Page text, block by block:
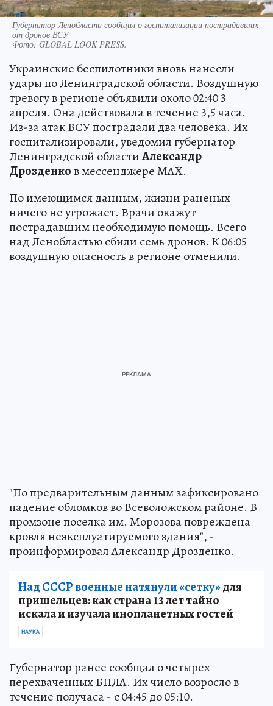
Губернатор Ленобласти сообщил о госпитализации пострадавших
от дронов ВСУ
Фото: GLOBAL LOOK PRESS.
Украинские беспилотники вновь нанесли
удары по Ленинградской области. Воздушную
тревогу в регионе объявили около 02:40 3
апреля. Она действовала в течение 3,5 часа.
Из-за атак ВСУ пострадали два человека. Их
госпитализировали, уведомил губернатор
Ленинградской областиАлександр
Дрозденков мессенджере MAX.
По имеющимся данным, жизни раненых
ничего не угрожает. Врачи окажут
пострадавшим необходимую помощь. Всего
над Ленобластью сбили семь дронов. К 06:05
воздушную опасность в регионе отменили.
"По предварительным данным зафиксировано
падение обломков во Всеволожском районе. В
промзоне поселка им. Морозова повреждена
кровля неэксплуатируемого здания", -
проинформировал Александр Дрозденко.
Над СССР военные натянули «сетку»для
пришельцев: как страна 13 лет тайно
искала и изучала инопланетных гостей
НАУКА
Губернатор ранее сообщал о четырех
перехваченных БПЛА. Их число возросло в
течение получаса - с 04:45 до 05:10.